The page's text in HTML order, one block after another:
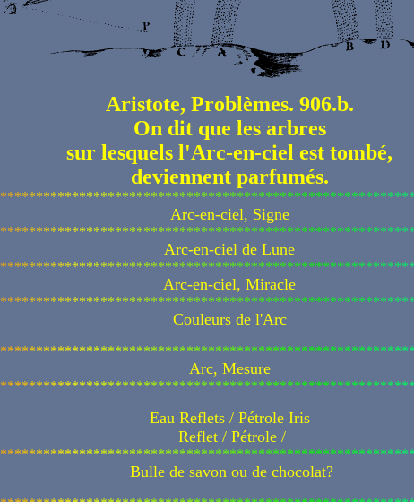
Aristote, Problèmes. 906.b.
On dit que les arbres
sur lesquels l'Arc-en-ciel est tombé,
deviennent parfumés.
**********************************************************
Arc-en-ciel, Signe
**********************************************************
Arc-en-ciel de Lune
**********************************************************
Arc-en-ciel, Miracle
**********************************************************
Couleurs de l'Arc
**********************************************************
Arc, Mesure
**********************************************************
Eau Reflets / Pétrole Iris
Reflet / Pétrole /
**********************************************************
Bulle de savon ou de chocolat?